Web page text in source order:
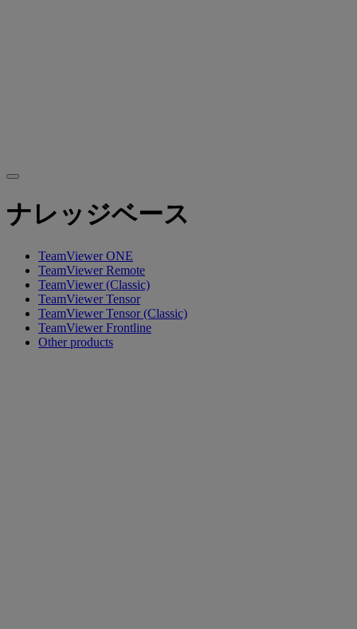
ナレッジベース
TeamViewer ONE
TeamViewer Remote
TeamViewer (Classic)
TeamViewer Tensor
TeamViewer Tensor (Classic)
TeamViewer Frontline
Other products